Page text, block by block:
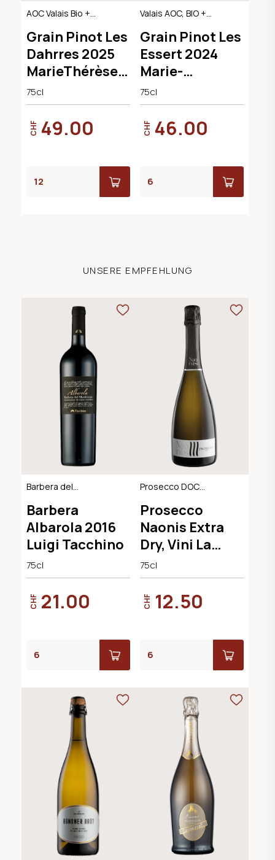
AOC Valais Bio +
Grain Pinot Les
Dahrres 2025
MarieThérèse
Chappaz
75cl
CHF 49.00
Valais AOC, BIO +
Grain Pinot Les
Essert 2024
Marie-
Thérèses
Chappaz
75cl
CHF 46.00
UNSERE EMPFEHLUNG
Barbera del
Barbera
Albarola 2016
Luigi Tacchino
75cl
CHF 21.00
Prosecco DOC
Prosecco
Naonis Extra
Dry, Vini La
Delizia
75cl
CHF 12.50